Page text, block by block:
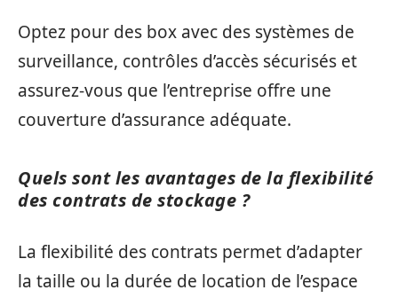
Optez pour des box avec des systèmes de
surveillance, contrôles d’accès sécurisés et
assurez-vous que l’entreprise offre une
couverture d’assurance adéquate.
Quels sont les avantages de la flexibilité
des contrats de stockage ?
La flexibilité des contrats permet d’adapter
la taille ou la durée de location de l’espace